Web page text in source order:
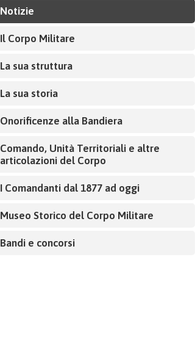
Notizie
Il Corpo Militare
La sua struttura
La sua storia
Onorificenze alla Bandiera
Comando, Unità Territoriali e altre
articolazioni del Corpo
I Comandanti dal 1877 ad oggi
Museo Storico del Corpo Militare
Bandi e concorsi